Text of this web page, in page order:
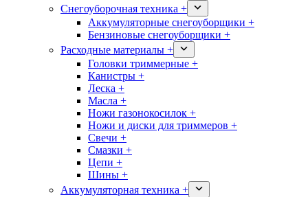
Снегоуборочная техника +
Аккумуляторные снегоуборщики +
Бензиновые снегоуборщики +
Расходные материалы +
Головки триммерные +
Канистры +
Леска +
Масла +
Ножи газонокосилок +
Ножи и диски для триммеров +
Свечи +
Смазки +
Цепи +
Шины +
Аккумуляторная техника +